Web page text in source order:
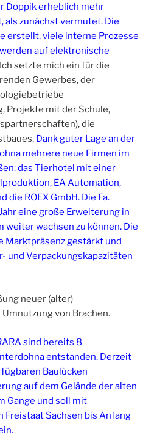
Doppik erheblich mehr
zunächst vermutet. Die
erstellt, viele interne Prozesse
auf elektronische
Ich setzte mich ein für die
Gewerbes, der
Projekte mit der Schule,
die
Dank guter Lage an der
mehrere neue Firmen im
das Tierhotel mit einer
EA Automation,
die ROEX GmbH. Die Fa.
eine große Erweiterung in
weiter wachsen zu können. Die
Marktpräsenz gestärkt und
und Verpackungskapazitäten
neuer (alter)
von Brachen.
sind bereits 8
entstanden. Derzeit
Baulücken
auf dem Gelände der alten
Gange und soll mit
Freistaat Sachsen bis Anfang